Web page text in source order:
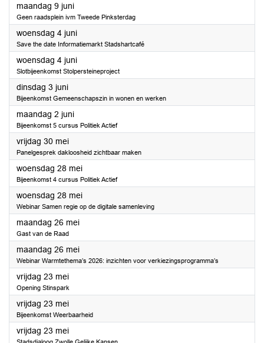
maandag 9 juni2025
Geen raadsplein ivm Tweede Pinksterdag
woensdag 4 juni2025
Save the date Informatiemarkt Stadshartcafé
woensdag 4 juni2025
Slotbijeenkomst Stolpersteineproject
dinsdag 3 juni2025
Bijeenkomst Gemeenschapszin in wonen en werken
maandag 2 juni2025
Bijeenkomst 5 cursus Politiek Actief
vrijdag 30 mei2025
Panelgesprek dakloosheid zichtbaar maken
woensdag 28 mei2025
Bijeenkomst 4 cursus Politiek Actief
woensdag 28 mei2025
Webinar Samen regie op de digitale samenleving
maandag 26 mei2025
Gast van de Raad
maandag 26 mei2025
Webinar Warmtethema’s 2026: inzichten voor verkiezingsprogramma’s
vrijdag 23 mei2025
Opening Stinspark
vrijdag 23 mei2025
Bijeenkomst Weerbaarheid
vrijdag 23 mei2025